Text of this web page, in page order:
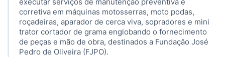
corretiva em máquinas motosserras, moto podas,
roçadeiras, aparador de cerca viva, sopradores e mini
trator cortador de grama englobando o fornecimento
de peças e mão de obra, destinados a Fundação José
Pedro de Oliveira (FJPO).